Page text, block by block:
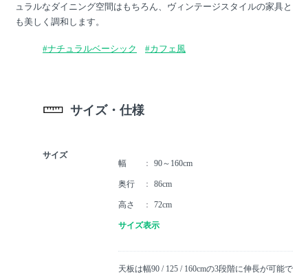
ュラルなダイニング空間はもちろん、ヴィンテージスタイルの家具と
も美しく調和します。
#ナチュラルベーシック #カフェ風
サイズ・仕様
サイズ
幅
90～160cm
奥行 86cm
高さ 72cm
サイズ表示
天板は幅90 / 125 / 160cmの3段階に伸長が可能で